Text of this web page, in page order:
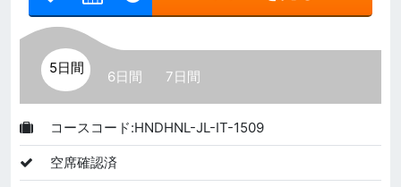
5日間
6日間 7日間
コースコード:HNDHNL-JL-IT-1509
空席確認済